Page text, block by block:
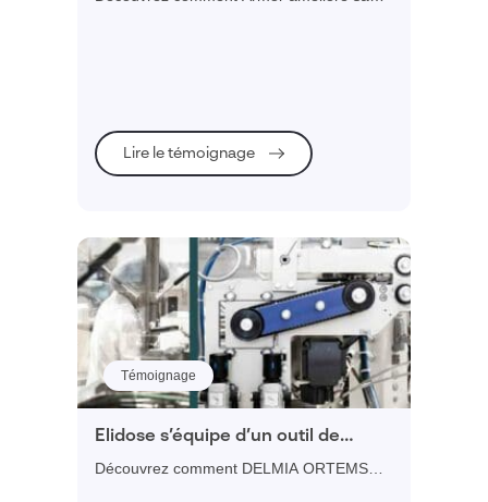
Lire le témoignage
Témoignage
Elidose s’équipe d’un outil de
planification très souple pour
Découvrez comment DELMIA ORTEMS